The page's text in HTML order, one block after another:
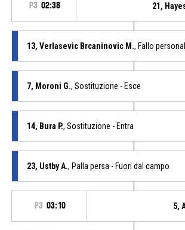
P3 02:38 21,
13, Verlasevic Brcaninovic M., Fallo
7, Moroni G., Sostituzione - Esce
14, Bura P., Sostituzione - Entra
23, Ustby A., Palla persa - Fuori dal campo
P3 03:10 5,